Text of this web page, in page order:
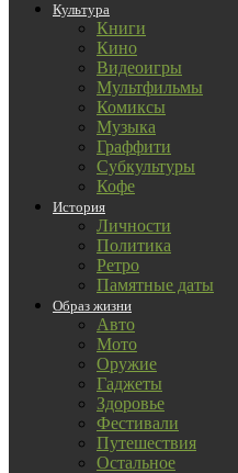
Культура
Книги
Кино
Видеоигры
Мультфильмы
Комиксы
Музыка
Граффити
Субкультуры
Кофе
История
Личности
Политика
Ретро
Памятные даты
Образ жизни
Авто
Мото
Оружие
Гаджеты
Здоровье
Фестивали
Путешествия
Остальное